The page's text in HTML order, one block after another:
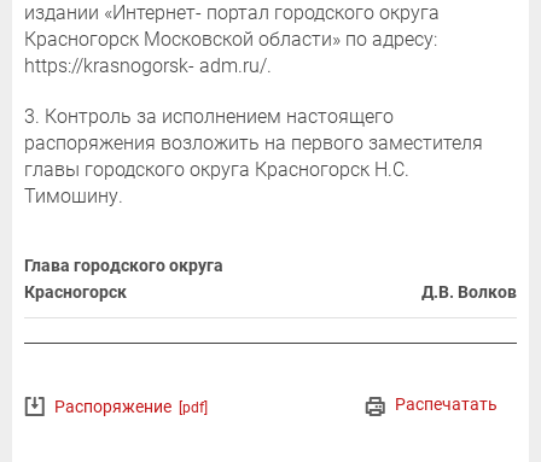
издании «Интернет- портал городского округа
Красногорск Московской области» по адресу:
https://krasnogorsk- adm.ru/.
3. Контроль за исполнением настоящего
распоряжения возложить на первого заместителя
главы городского округа Красногорск Н.С.
Тимошину.
Глава городского округа
Красногорск
Д.В. Волков
Распечатать
Распоряжение [pdf]